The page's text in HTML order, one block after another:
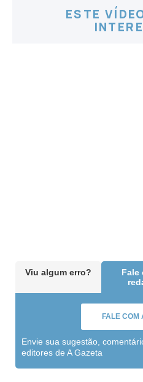
ESTE
Viu algum erro?
Fale
FALE COM
Envie sua sugestão,
editores de A Gazeta